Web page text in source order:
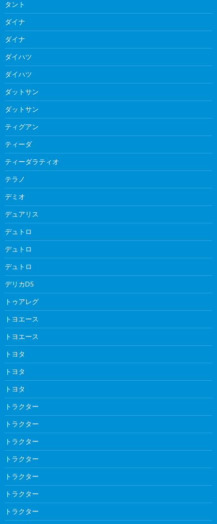
タント
ダイナ
ダイナ
ダイハツ
ダイハツ
ダットサン
ダットサン
ティグアン
ティーダ
ティーダラティオ
テラノ
デミオ
デュアリス
デュトロ
デュトロ
デュトロ
デリカD5
トゥアレグ
トヨエース
トヨエース
トヨタ
トヨタ
トヨタ
トラクター
トラクター
トラクター
トラクター
トラクター
トラクター
トラクター